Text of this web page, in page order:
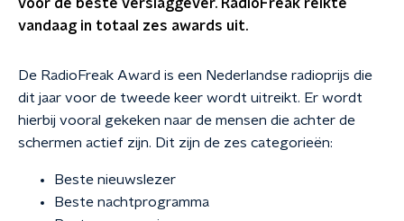
voor de beste verslaggever. RadioFreak reikte
vandaag in totaal zes awards uit.
De RadioFreak Award is een Nederlandse radioprijs die
dit jaar voor de tweede keer wordt uitreikt. Er wordt
hierbij vooral gekeken naar de mensen die achter de
schermen actief zijn. Dit zijn de zes categorieën:
Beste nieuwslezer
Beste nachtprogramma